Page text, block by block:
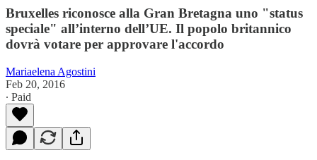
Bruxelles riconosce alla Gran Bretagna uno "status
speciale" all’interno dell’UE. Il popolo britannico
dovrà votare per approvare l'accordo
Mariaelena Agostini
Feb 20, 2016
∙ Paid